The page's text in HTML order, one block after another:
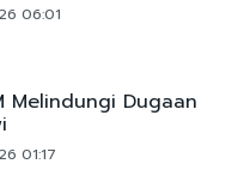
06:01
Melindungi Dugaan
01:17